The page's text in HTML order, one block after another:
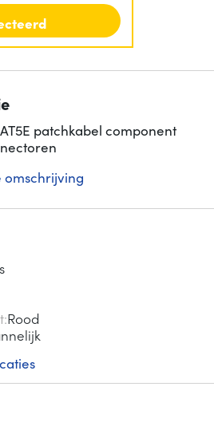
patchkabel component
omschrijving
Rood